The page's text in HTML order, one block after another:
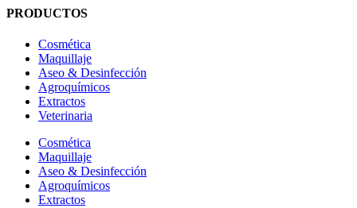
PRODUCTOS
Cosmética
Maquillaje
Aseo & Desinfección
Agroquímicos
Extractos
Veterinaria
Cosmética
Maquillaje
Aseo & Desinfección
Agroquímicos
Extractos